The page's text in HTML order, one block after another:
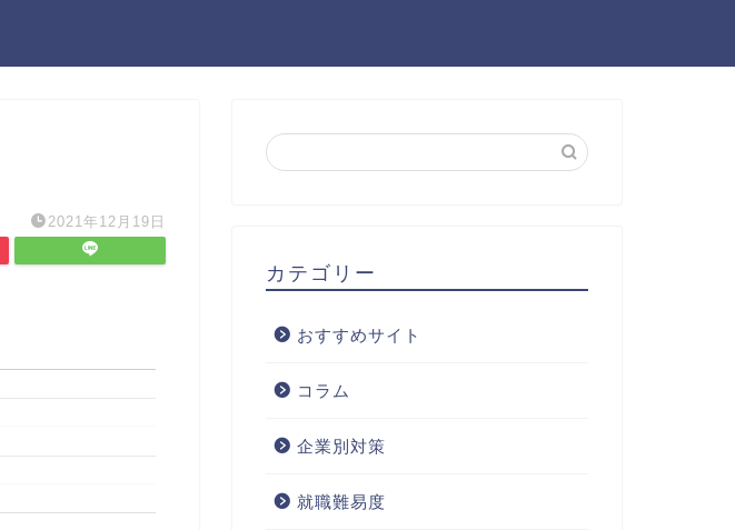
2021年12月19日
カテゴリー
おすすめサイト
コラム
企業別対策
就職難易度